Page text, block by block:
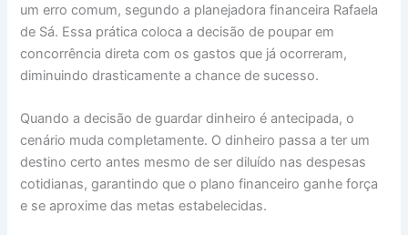
um erro comum, segundo a planejadora financeira Rafaela
de Sá. Essa prática coloca a decisão de poupar em
concorrência direta com os gastos que já ocorreram,
diminuindo drasticamente a chance de sucesso.
Quando a decisão de guardar dinheiro é antecipada, o
cenário muda completamente. O dinheiro passa a ter um
destino certo antes mesmo de ser diluído nas despesas
cotidianas, garantindo que o plano financeiro ganhe força
e se aproxime das metas estabelecidas.